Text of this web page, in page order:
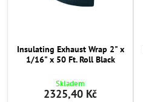
Insulating Exhaust Wrap 2" x
1/16" x 50 Ft. Roll Black
Skladem
2325,40 Kč